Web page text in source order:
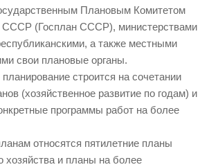
Плановым Комитетом
СССР (Госплан СССР), министерствами
а также местными
свои плановые органы.
строится на сочетании
(хозяйственное развитие по годам) и
программы работ на более
относятся пятилетние планы
хозяйства и планы на более